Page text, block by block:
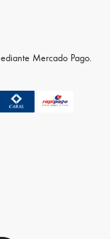
Mercado Pago.